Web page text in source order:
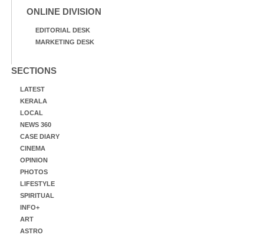
ONLINE DIVISION
EDITORIAL DESK
MARKETING DESK
SECTIONS
LATEST
KERALA
LOCAL
NEWS 360
CASE DIARY
CINEMA
OPINION
PHOTOS
LIFESTYLE
SPIRITUAL
INFO+
ART
ASTRO